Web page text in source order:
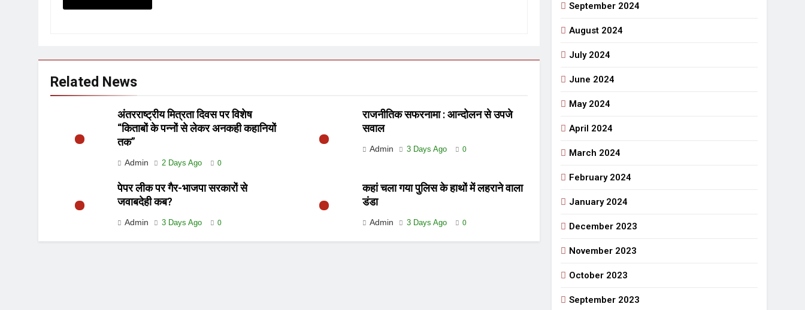
Related News
अंतरराष्ट्रीय मित्रता दिवस पर विशेष
“किताबों के पन्नों से लेकर अनकही कहानियों
तक”
Admin 2 Days Ago 0
राजनीतिक सफरनामा : आन्दोलन से उपजे
सवाल
Admin 3 Days Ago 0
पेपर लीक पर गैर-भाजपा सरकारों से
जवाबदेही कब?
Admin 3 Days Ago 0
कहां चला गया पुलिस के हाथों में लहराने वाला
डंडा
Admin 3 Days Ago 0
September 2024
August 2024
July 2024
June 2024
May 2024
April 2024
March 2024
February 2024
January 2024
December 2023
November 2023
October 2023
September 2023